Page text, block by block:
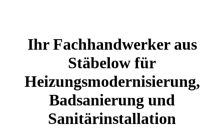
Ihr Fachhandwerker aus
Stäbelow für
Heizungsmodernisierung,
Badsanierung und
Sanitärinstallation